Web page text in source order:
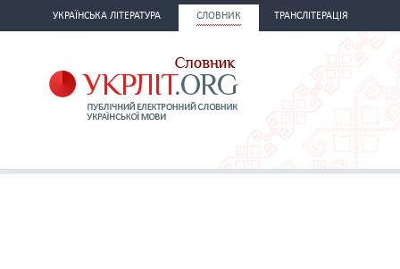
УКРАЇНСЬКА ЛІТЕРАТУРА СЛОВНИК ТРАНСЛІТЕРАЦІЯ